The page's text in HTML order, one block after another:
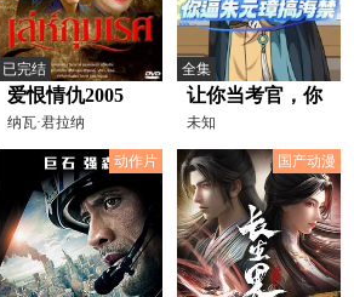
已完结
爱恨情仇2005
纳瓦·君拉纳
拉,NusabaWanichangkul,Pimmad
全集
让你当考官，你
逼朱元璋搞海禁
未知
动作片 国产动漫